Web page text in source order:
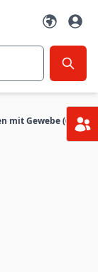
mit Gewebe (6